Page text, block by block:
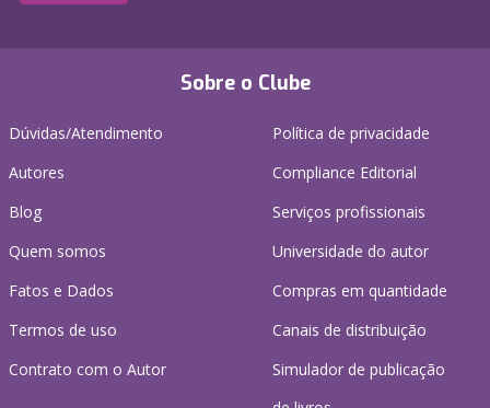
Sobre o Clube
Dúvidas/Atendimento
Autores
Blog
Quem somos
Fatos e Dados
Termos de uso
Contrato com o Autor
Política de privacidade
Compliance Editorial
Serviços profissionais
Universidade do autor
Compras em quantidade
Canais de distribuição
Simulador de publicação